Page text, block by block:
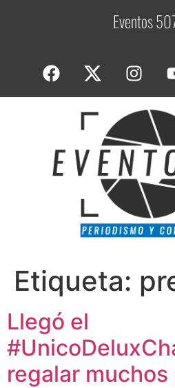
Eventos 507
Etiqueta:
Llegó el
regalar muchos